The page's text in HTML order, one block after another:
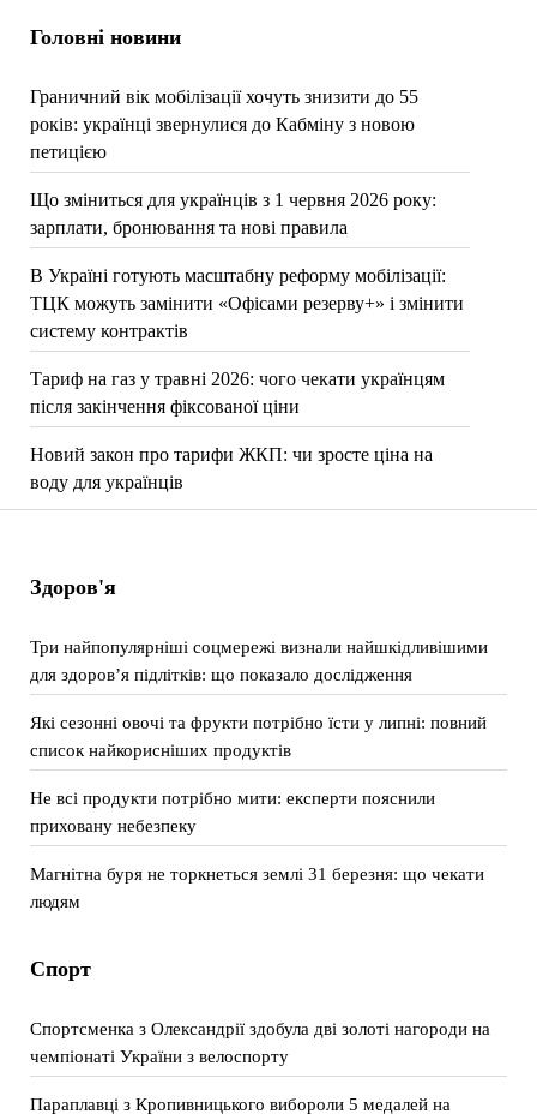
Головні новини
Граничний вік мобілізації хочуть знизити до 55
років: українці звернулися до Кабміну з новою
петицією
Що зміниться для українців з 1 червня 2026 року:
зарплати, бронювання та нові правила
В Україні готують масштабну реформу мобілізації:
ТЦК можуть замінити «Офісами резерву+» і змінити
систему контрактів
Тариф на газ у травні 2026: чого чекати українцям
після закінчення фіксованої ціни
Новий закон про тарифи ЖКП: чи зросте ціна на
воду для українців
Здоров'я
Три найпопулярніші соцмережі визнали найшкідливішими
для здоров’я підлітків: що показало дослідження
Які сезонні овочі та фрукти потрібно їсти у липні: повний
список найкорисніших продуктів
Не всі продукти потрібно мити: експерти пояснили
приховану небезпеку
Магнітна буря не торкнеться землі 31 березня: що чекати
людям
Спорт
Спортсменка з Олександрії здобула дві золоті нагороди на
чемпіонаті України з велоспорту
Параплавці з Кропивницького вибороли 5 медалей на